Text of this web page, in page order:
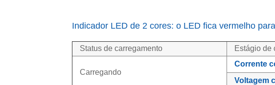
Indicador LED de 2 cores: o LED fica vermelho
Status de carregamento Estágio de
Carregando
Corrente
Voltagem